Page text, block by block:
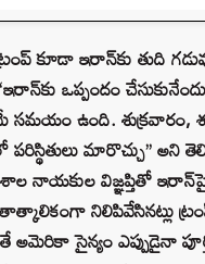
కూడా ఇరాన్‌కు తుది
ఒప్పందం
సమయం ఉంది.
మారొచ్చు’’ అని
నాయకుల విజ్ఞప్తితో
నిలిపివేసినట్లు
అమెరికా సైన్యం ఎప్పుడైనా